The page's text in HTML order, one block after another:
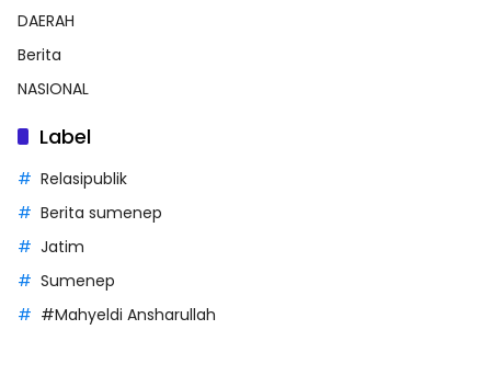
DAERAH
Berita
NASIONAL
Label
Relasipublik
Berita sumenep
Jatim
Sumenep
#Mahyeldi Ansharullah